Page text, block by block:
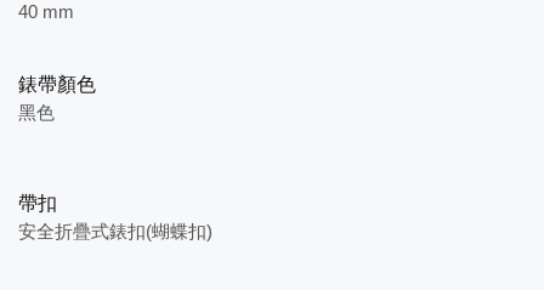
40 mm
錶帶顏色
黑色
帶扣
安全折疊式錶扣(蝴蝶扣)